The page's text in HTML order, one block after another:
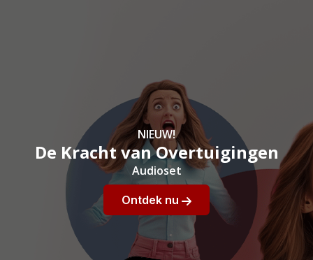
NIEUW!
De Kracht van Overtuigingen
Audioset
Ontdek nu